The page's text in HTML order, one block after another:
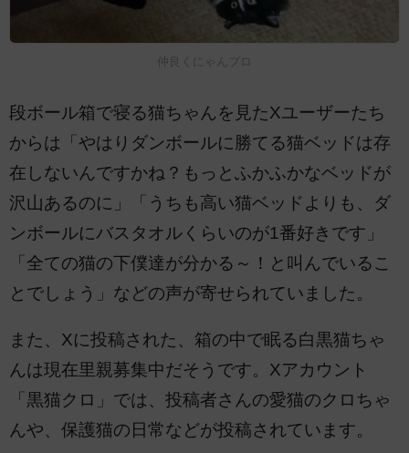
仲良くにゃんプロ
段ボール箱で寝る猫ちゃんを見たXユーザーたち
からは「やはりダンボールに勝てる猫ベッドは存
在しないんですかね？もっとふかふかなベッドが
沢山あるのに」「うちも高い猫ベッドよりも、ダ
ンボールにバスタオルくらいのが1番好きです」
「全ての猫の下僕達が分かる～！と叫んでいるこ
とでしょう」などの声が寄せられていました。
また、Xに投稿された、箱の中で眠る白黒猫ちゃ
んは現在里親募集中だそうです。Xアカウント
「黒猫クロ」では、投稿者さんの愛猫のクロちゃ
んや、保護猫の日常などが投稿されています。